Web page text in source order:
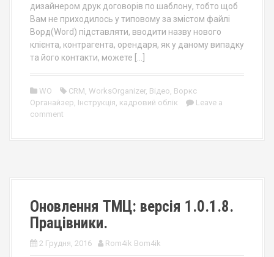
дизайнером друк договорів по шаблону, тобто щоб
Вам не приходилось у типовому за змістом файлі
Ворд(Word) підставляти, вводити назву нового
клієнта, контрагента, орендаря, як у даному випадку
та його контакти, можете […]
WO CRM, WorksOrganizer, Відео, Воркс
Органайзер, Інструкція, кадровий облік
Leave a
comment
Оновлення ТМЦ: версія 1.0.1.8.
Працівники.
2 Грудня, 2016 Rom4ik Bom4ik